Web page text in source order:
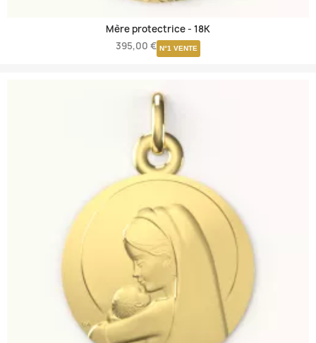
Mère protectrice - 18K
395,00 € N°1 VENTE